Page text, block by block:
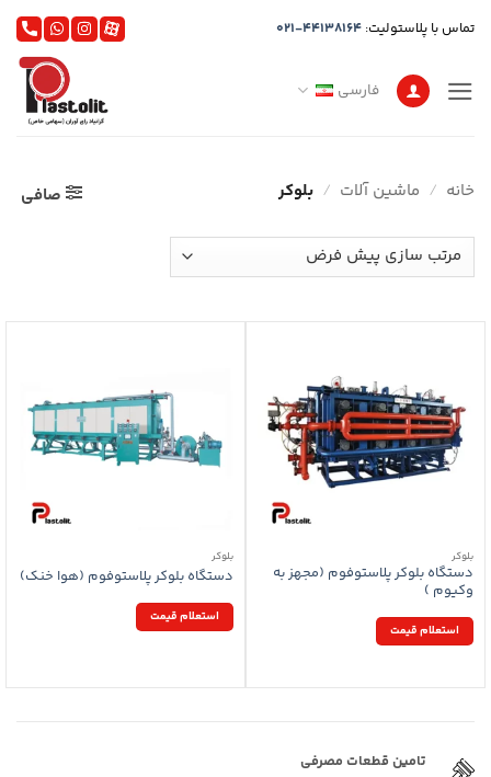
تماس با پلاستولیت: 021-44138164
فارسی
خانه / ماشین آلات / بلوکر صافی
بلوکر
دستگاه بلوکر پلاستوفوم (مجهز به
وکیوم )
استعلام قیمت
بلوکر
دستگاه بلوکر پلاستوفوم (هوا خنک)
استعلام قیمت
تامین قطعات مصرفی